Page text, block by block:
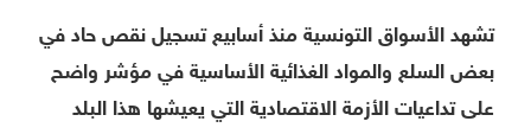
تشهد الأسواق التونسية منذ أسابيع تسجيل نقص حاد في
بعض السلع والمواد الغذائية الأساسية في مؤشر واضح
على تداعيات الأزمة الاقتصادية التي يعيشها هذا البلد